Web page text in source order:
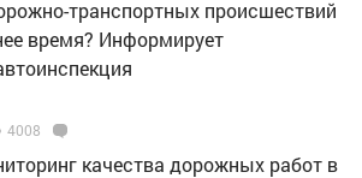
транспортных происшествий
время? Информирует
4008
качества дорожных работ в